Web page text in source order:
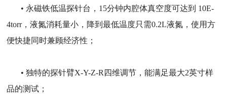
• 永磁铁低温探针台，15分钟内腔体真空度可达到 10E-
4torr，液氮消耗量小，降到最低温度只需0.2L液氮，使用方
便快捷同时兼顾经济性；
• 独特的探针臂X-Y-Z-R四维调节，能满足最大2英寸样
品的测试；